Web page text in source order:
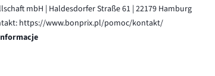
mbH | Haldesdorfer Straße 61 | 22179 Hamburg
https://www.bonprix.pl/pomoc/kontakt/